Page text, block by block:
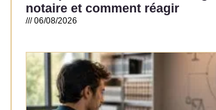
notaire et comment réagir
06/08/2026